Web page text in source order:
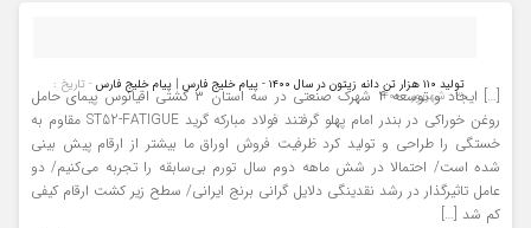
تولید ۱۱۰ هزار تن دانه زیتون در سال ۱۴۰۰ - پیام خلیج فارس | پیام خلیج فارس - تاریخ :
۲۱ - شهریور - ۱۴۰۰
[…] ایجاد و توسعه ۴ شهرک صنعتی در سه استان ۳ کشتی اقیانوس پیمای حامل
روغن خوراکی در بندر امام پهلو گرفتند فولاد مبارکه گرید ST52-FATIGUE مقاوم به
خستگی را طراحی و تولید کرد ظرفیت فروش اوراق ما بیشتر از ارقام پیش بینی
شده است/ احتمالا در شش ماهه دوم سال تورم بی‌سابقه را تجربه می‌کنیم/ دو
عامل تاثیرگذار در رشد نقدینگی دلایل گرانی برنج ایرانی/ سطح زیر کشت ارقام کیفی
کم شد […]